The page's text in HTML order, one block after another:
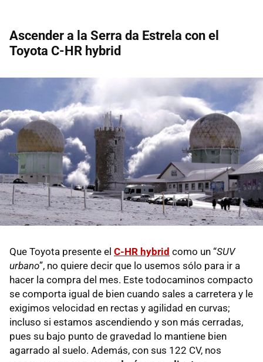
Ascender a la Serra da Estrela con el
Toyota C-HR hybrid
Que Toyota presente el C-HR hybrid como un “SUV
urbano”, no quiere decir que lo usemos sólo para ir a
hacer la compra del mes. Este todocaminos compacto
se comporta igual de bien cuando sales a carretera y le
exigimos velocidad en rectas y agilidad en curvas;
incluso si estamos ascendiendo y son más cerradas,
pues su bajo punto de gravedad lo mantiene bien
agarrado al suelo. Además, con sus 122 CV, nos